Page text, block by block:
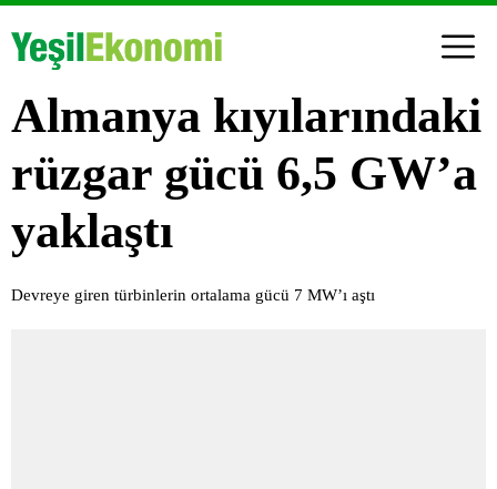
Almanya kıyılarındaki
rüzgar gücü 6,5 GW’a
yaklaştı
Devreye giren türbinlerin ortalama gücü 7 MW’ı aştı